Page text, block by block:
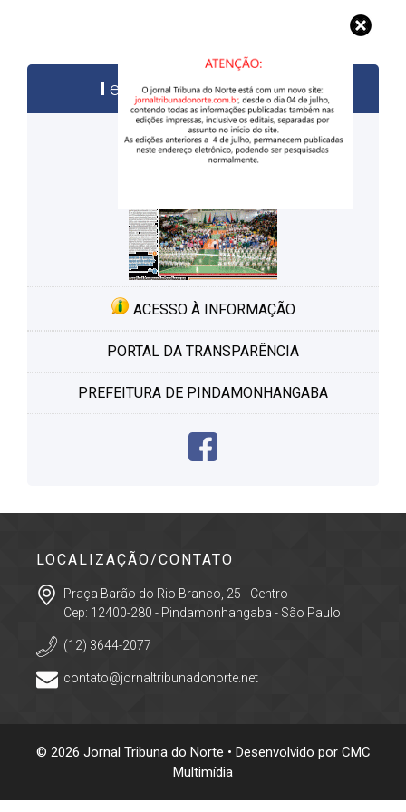
edições anteriores
ACESSO À INFORMAÇÃO
PORTAL DA TRANSPARÊNCIA
PREFEITURA DE PINDAMONHANGABA
LOCALIZAÇÃO/CONTATO
Praça Barão do Rio Branco, 25 - Centro
Cep: 12400-280 - Pindamonhangaba - São Paulo
(12) 3644-2077
contato@jornaltribunadonorte.net
© 2026 Jornal Tribuna do Norte • Desenvolvido por CMC
Multimídia